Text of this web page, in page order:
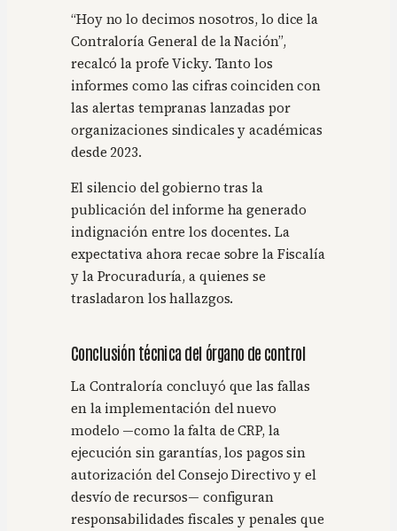
“Hoy no lo decimos nosotros, lo dice la
Contraloría General de la Nación”,
recalcó la profe Vicky. Tanto los
informes como las cifras coinciden con
las alertas tempranas lanzadas por
organizaciones sindicales y académicas
desde 2023.
El silencio del gobierno tras la
publicación del informe ha generado
indignación entre los docentes. La
expectativa ahora recae sobre la Fiscalía
y la Procuraduría, a quienes se
trasladaron los hallazgos.
Conclusión técnica del órgano de control
La Contraloría concluyó que las fallas
en la implementación del nuevo
modelo —como la falta de CRP, la
ejecución sin garantías, los pagos sin
autorización del Consejo Directivo y el
desvío de recursos— configuran
responsabilidades fiscales y penales que